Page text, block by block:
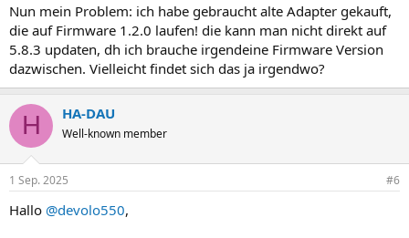
Nun mein Problem: ich habe gebraucht alte Adapter gekauft,
die auf Firmware 1.2.0 laufen! die kann man nicht direkt auf
5.8.3 updaten, dh ich brauche irgendeine Firmware Version
dazwischen. Vielleicht findet sich das ja irgendwo?
H HA-DAU
Well-known member
1 Sep. 2025 #6
Hallo @devolo550,